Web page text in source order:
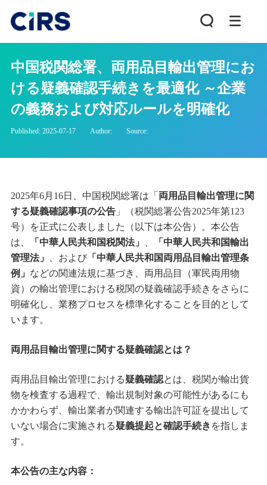
中国税関総署、両用品目輸出管理にお
ける疑義確認手続きを最適化 ～企業
の義務および対応ルールを明確化
Published: 2025-07-17 Author: Source:
2025年6月16日、中国税関総署は「 両用品目輸出管理に関
する疑義確認事項の公告」（税関総署公告2025年第123
号）を正式に公表しました（以下は本公告）。本公告
は、
「中華人民共和国税関法」
「中華人民共和国輸出
管理法」
、および「中華人民共和国両用品目輸出管理条
例」 などの関連法規に基づき、両用品目（軍民両用物
資）の輸出管理における税関の疑義確認手続きをさらに
明確化し、業務プロセスを標準化することを目的として
います。
両用品目輸出管理に関する疑義確認とは？
両用品目輸出管理における疑義確認とは、税関が輸出貨
物を検査する過程で、輸出規制対象の可能性があるにも
かかわらず、輸出業者が関連する輸出許可証を提出して
いない場合に実施される疑義提起と確認手続き を指しま
す。
本公告の主な内容：